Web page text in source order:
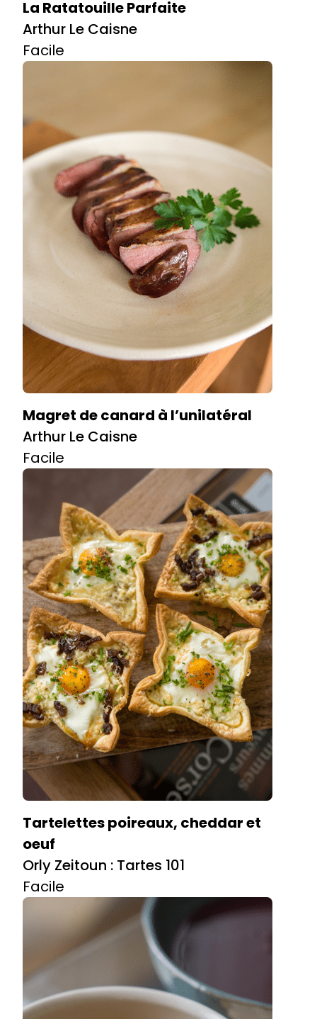
La Ratatouille Parfaite
Arthur Le Caisne
Facile
Magret de canard à l’unilatéral
Arthur Le Caisne
Facile
Tartelettes poireaux, cheddar et
oeuf
Orly Zeitoun : Tartes 101
Facile